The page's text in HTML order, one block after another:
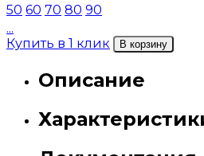
50 60 70 80 90
...
Купить в 1 клик
В корзину
Описание